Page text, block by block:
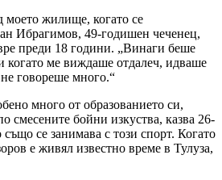
жилище, когато се
Ибрагимов, 49-годишен чеченец,
преди 18 години. „Винаги беше
когато ме виждаше отдалеч, идваше
говореше много.“
много от образованието си,
смесените бойни изкуства, казва 26-
се занимава с този спорт. Когато
е живял известно време в Тулуза,